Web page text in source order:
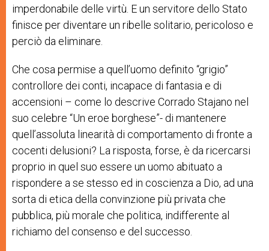
imperdonabile delle virtù. E un servitore dello Stato
finisce per diventare un ribelle solitario, pericoloso e
perciò da eliminare.
Che cosa permise a quell’uomo definito “grigio”
controllore dei conti, incapace di fantasia e di
accensioni – come lo descrive Corrado Stajano nel
suo celebre “Un eroe borghese”- di mantenere
quell’assoluta linearità di comportamento di fronte a
cocenti delusioni? La risposta, forse, è da ricercarsi
proprio in quel suo essere un uomo abituato a
rispondere a se stesso ed in coscienza a Dio, ad una
sorta di etica della convinzione più privata che
pubblica, più morale che politica, indifferente al
richiamo del consenso e del successo.